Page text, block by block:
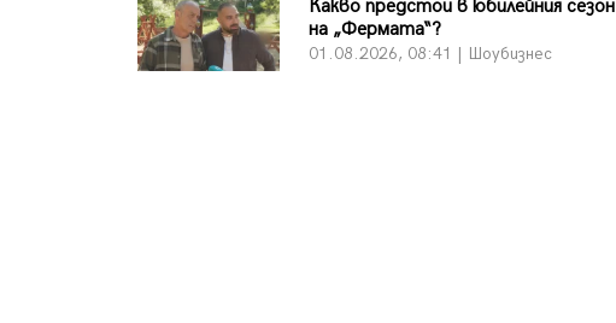
Какво предстои в юбилейния сезон
на „Фермата“?
01.08.2026, 08:41 | Шоубизнес